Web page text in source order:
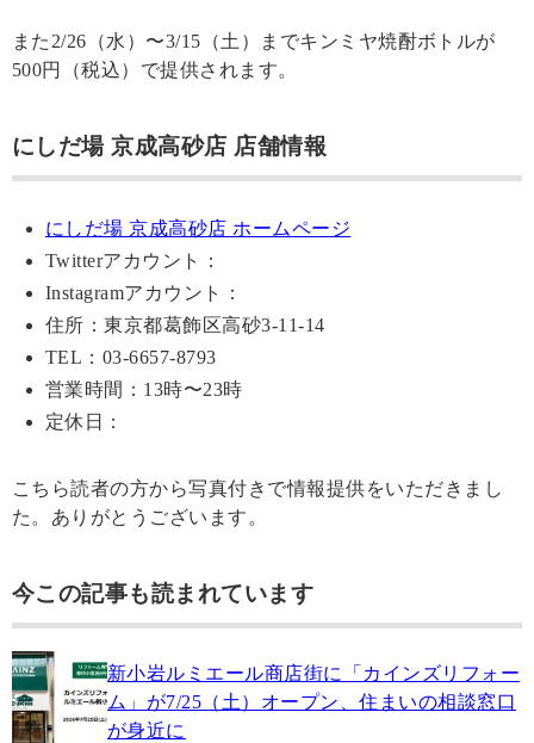
また2/26（水）〜3/15（土）までキンミヤ焼酎ボトルが
500円（税込）で提供されます。
にしだ場 京成高砂店 店舗情報
にしだ場 京成高砂店 ホームページ
Twitterアカウント：
Instagramアカウント：
住所：東京都葛飾区高砂3-11-14
TEL：03-6657-8793
営業時間：13時〜23時
定休日：
こちら読者の方から写真付きで情報提供をいただきまし
た。ありがとうございます。
今この記事も読まれています
新小岩ルミエール商店街に「カインズリフォー
ム」が7/25（土）オープン、住まいの相談窓口
が身近に